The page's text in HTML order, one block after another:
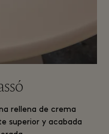
rellena de crema
superior y acabada